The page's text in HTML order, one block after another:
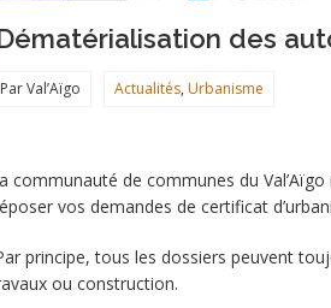
des
Par Val’Aïgo Actualités, Urbanisme
communauté de communes du
vos demandes de certificat
principe, tous les dossiers peuvent
ou construction.